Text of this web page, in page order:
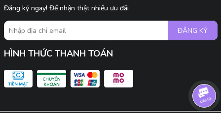
Đăng ký ngay! Để nhận thật nhiều ưu đãi
ĐĂNG KÝ
HÌNH THỨC THANH TOÁN